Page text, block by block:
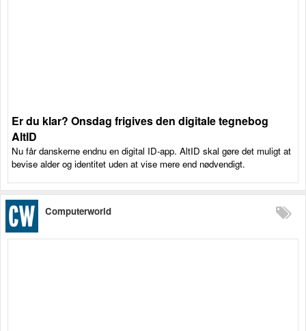
Er du klar? Onsdag frigives den digitale tegnebog
AltID
Nu får danskerne endnu en digital ID-app. AltID skal gøre det muligt at
bevise alder og identitet uden at vise mere end nødvendigt.
Computerworld